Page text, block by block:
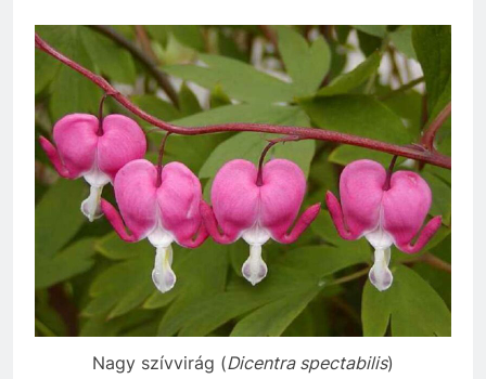
Nagy szívvirág (Dicentra spectabilis)